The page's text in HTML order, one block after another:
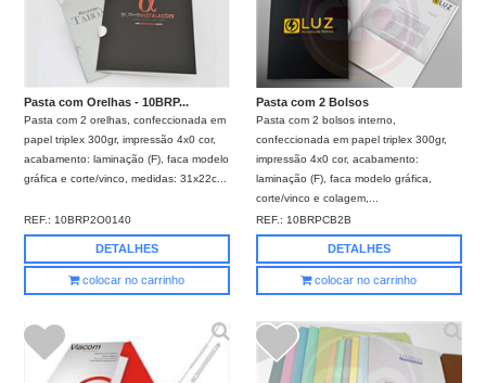
Pasta com Orelhas - 10BRP...
Pasta com 2 orelhas, confeccionada em
papel triplex 300gr, impressão 4x0 cor,
acabamento: laminação (F), faca modelo
gráfica e corte/vinco, medidas: 31x22c...
REF.: 10BRP2O0140
DETALHES
colocar no carrinho
Pasta com 2 Bolsos
Pasta com 2 bolsos interno,
confeccionada em papel triplex 300gr,
impressão 4x0 cor, acabamento:
laminação (F), faca modelo gráfica,
corte/vinco e colagem,...
REF.: 10BRPCB2B
DETALHES
colocar no carrinho